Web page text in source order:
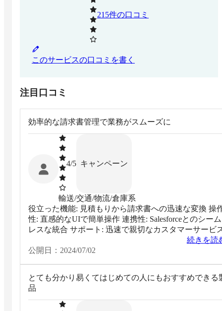
215件の口コミ
このサービスの口コミを書く
注目口コミ
効率的な請求書管理で業務がスムーズに
4/5 キャンペーン
輸送/交通/物流/倉庫系
役立った機能: 見積もりから請求書への迅速な変換 操
性: 直感的なUIで簡単操作 連携性: Salesforceとのシーム
レスな統合 サポート: 迅速で親切なカスタマーサービ
続きを読
公開日： 2024/07/02
とても分かり易くてはじめての人にもおすすめできる
品